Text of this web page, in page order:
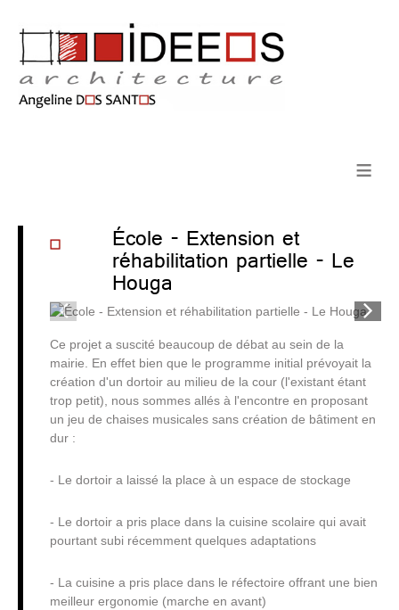
≡
École - Extension et
réhabilitation partielle - Le
Houga
Ce projet a suscité beaucoup de débat au sein de la
mairie. En effet bien que le programme initial prévoyait la
création d'un dortoir au milieu de la cour (l'existant étant
trop petit), nous sommes allés à l'encontre en proposant
un jeu de chaises musicales sans création de bâtiment en
dur :
- Le dortoir a laissé la place à un espace de stockage
- Le dortoir a pris place dans la cuisine scolaire qui avait
pourtant subi récemment quelques adaptations
- La cuisine a pris place dans le réfectoire offrant une bien
meilleur ergonomie (marche en avant)